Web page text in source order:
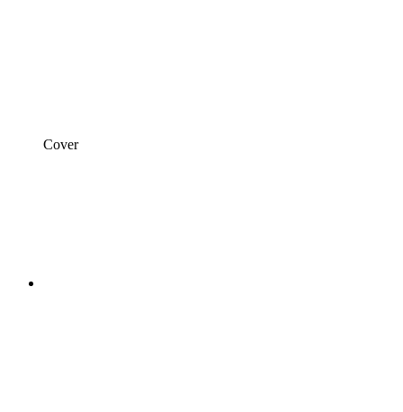
Cover